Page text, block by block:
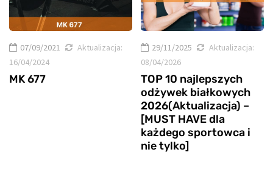
07/09/2021
Aktualizacja:
16/04/2024
MK 677
29/11/2025
Aktualizacja:
08/04/2026
TOP 10 najlepszych
odżywek białkowych
2026(Aktualizacja) –
[MUST HAVE dla
każdego sportowca i
nie tylko]